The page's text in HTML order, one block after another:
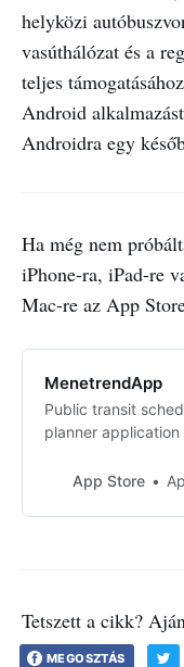
helyközi
vasúthálózat és a
teljes
Android
Androidra egy
Ha még nem
iPhone-ra, iPad-re
Mac-re az App
‎MenetrendApp
‎Public transit
planner application
Balassagyarmat,
Bátaszék,
Eger, Ercsi,
App Store
Tetszett a cikk?
MEGOSZTÁS